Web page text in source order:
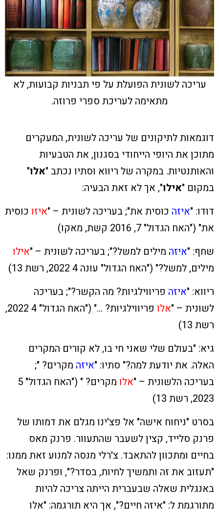
עריכה לשונית הפועלת על פי תבניות קבועות, לא
מתאימה לעריכת ספרי פרוזה.
דוגמאות לתיקונים של עריכה לשונית, המעקרים
מתוכן את היופי הייחודי בסגנון, את הטבעיות
והאותנטיות. במקרה של ריווא וסתיו נכתב "אלו"
במקום "אילו", אך לא זאת הבעיה:
דודו: "איזה כוסית את"; בעריכה לשונית – "איזו כוסית
את" ("האח הגדול" 7, 2016 קשת, מאקו)
שחף: "איזה מילים למשל?"; בעריכה לשונית – "אילו
מילים, למשל?" ("האח הגדול" עונה 4 2022, רשת 13)
ריווא: "איזה פריווילגיות? מה הקשר?"; בעריכה
לשונית – "אלו
פריווילגיות? …" ("האח הגדול" 4 2022,
רשת 13)
גיא: "בעולם שלי שאני חי בו, לא קורים המקרים
האלה. את יודעת למה?" סתיו: "איזה מקרים? ";
בעריכה הלשונית – "אלו
מקרים? " ("האח הגדול" 5
2023, רשת 13)
בסרט "ניחוח אישה" אל פצ'ינו מגלם את דמותו של
פרנק סלייד, קצין לשעבר שהתעוור. פרנק מאס
בחיים ומתכוון להתאבד. צ'רלי מנסה למנוע זאת ממנו:
"תעזוב את זה ותמשיך לחיות, בסדר?", ופרנק שאל
באנגלית שאלה שבעברית הייתה צריכה להיות
מתורגמת ל: "איזה חיים?", אך היא תורגמה: "אלו